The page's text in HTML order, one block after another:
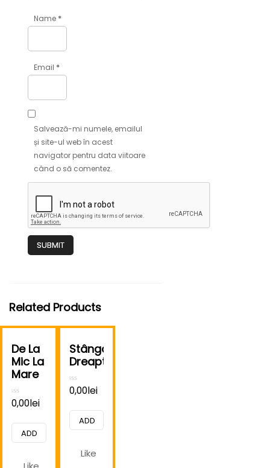
Name *
Email *
Salvează-mi numele, emailul
și site-ul web în acest
navigator pentru data viitoare
când o să comentez.
Related Products
De La
Mic La
Mare
Rated
0,00lei
ADD
Stânga,
Dreapta
Rated
0,00lei
ADD
CART
Like